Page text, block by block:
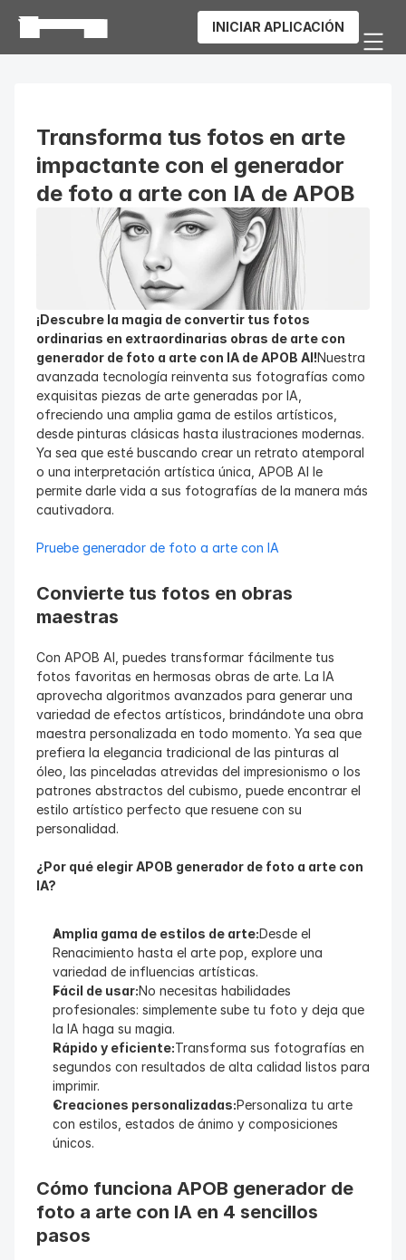
INICIAR APLICACIÓN
Transforma tus fotos en arte
impactante con el generador
de foto a arte con IA de APOB
¡Descubre la magia de convertir tus fotos
ordinarias en extraordinarias obras de arte con
generador de foto a arte con IA de APOB AI!Nuestra
avanzada tecnología reinventa sus fotografías como
exquisitas piezas de arte generadas por IA,
ofreciendo una amplia gama de estilos artísticos,
desde pinturas clásicas hasta ilustraciones modernas.
Ya sea que esté buscando crear un retrato atemporal
o una interpretación artística única, APOB AI le
permite darle vida a sus fotografías de la manera más
cautivadora.
Pruebe generador de foto a arte con IA
Convierte tus fotos en obras
maestras
Con APOB AI, puedes transformar fácilmente tus
fotos favoritas en hermosas obras de arte. La IA
aprovecha algoritmos avanzados para generar una
variedad de efectos artísticos, brindándote una obra
maestra personalizada en todo momento. Ya sea que
prefiera la elegancia tradicional de las pinturas al
óleo, las pinceladas atrevidas del impresionismo o los
patrones abstractos del cubismo, puede encontrar el
estilo artístico perfecto que resuene con su
personalidad.
¿Por qué elegir APOB generador de foto a arte con
IA?
Amplia gama de estilos de arte:Desde el
Renacimiento hasta el arte pop, explore una
variedad de influencias artísticas.
Fácil de usar:No necesitas habilidades
profesionales: simplemente sube tu foto y deja que
la IA haga su magia.
Rápido y eficiente:Transforma sus fotografías en
segundos con resultados de alta calidad listos para
imprimir.
Creaciones personalizadas:Personaliza tu arte
con estilos, estados de ánimo y composiciones
únicos.
Cómo funciona APOB generador de
foto a arte con IA en 4 sencillos
pasos